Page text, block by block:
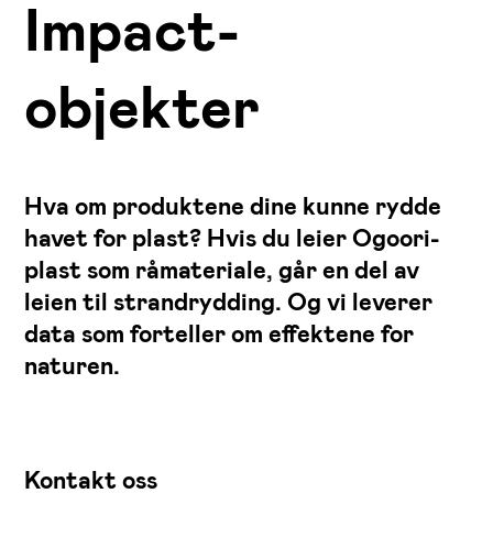
Impact-
objekter
Hva om produktene dine kunne rydde
havet for plast? Hvis du leier Ogoori-
plast som råmateriale, går en del av
leien til strandrydding. Og vi leverer
data som forteller om effektene for
naturen.
Kontakt oss